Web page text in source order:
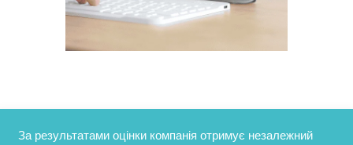
За результатами оцінки компанія отримує незалежний